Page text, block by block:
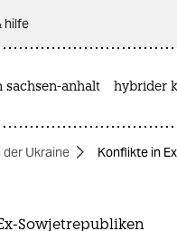
hilfe
sachsen-anhalt hybrider
der Ukraine Konflikte in
Sowjetrepubliken